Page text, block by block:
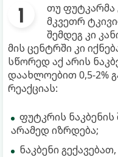
თუ ფუტკარმა
მკვეთრ
შემდეგ კი
მის ცენტრში კი
სწორედ აქ არის
დაახლოებით 0,5-2%
რეაქციას:
ფუტკრის ნაკბენის
არამედ იზრდება;
ნაკბენი